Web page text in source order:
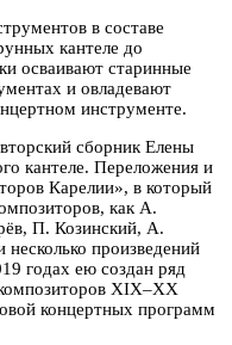
в составе
кантеле до
осваивают старинные
и овладевают
инструменте.
сборник Елены
кантеле. Переложения и
Карелии», в который
как А.
П. Козинский, А.
произведений
годах ею создан ряд
XIX–XX
концертных программ